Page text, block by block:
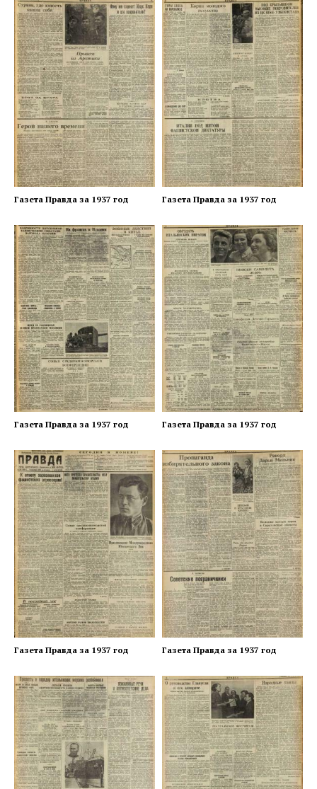
Газета Правда за 1937 год Газета Правда за 1937 год
Газета Правда за 1937 год Газета Правда за 1937 год
Газета Правда за 1937 год Газета Правда за 1937 год